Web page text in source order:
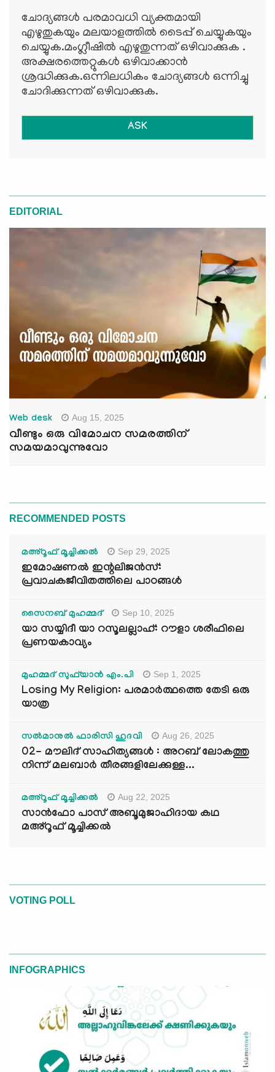
ചോദ്യങ്ങള്‍ പരമാവധി വ്യക്തമായി
എഴുതുകയും മലയാളത്തില്‍ ടൈപ്പ് ചെയ്യുകയും
ചെയ്യുക.മംഗ്ലീഷില്‍ എഴുതുന്നത് ഒഴിവാക്കുക .
അക്ഷരത്തെറ്റുകള്‍ ഒഴിവാക്കാന്‍
ശ്രദ്ധിക്കുക.ഒന്നിലധികം ചോദ്യങ്ങള്‍ ഒന്നിച്ചു
ചോദിക്കുന്നത് ഒഴിവാക്കുക.
ASK
EDITORIAL
Web desk Aug 15, 2025
വീണ്ടും ഒരു വിമോചന സമരത്തിന്
സമയമാവുന്നുവോ
RECOMMENDED POSTS
മഅ്റൂഫ് മൂച്ചിക്കല്‍ Sep 29, 2025
ഇമോഷണൽ ഇന്റലിജൻസ്:
പ്രവാചകജീവിതത്തിലെ പാഠങ്ങൾ
സൈനബ് മുഹമ്മദ് Sep 10, 2025
യാ സയ്യിദീ യാ റസൂലല്ലാഹ്: റൗളാ ശരീഫിലെ
പ്രണയകാവ്യം
മുഹമ്മദ് സുഫ്‌യാൻ എം.പി Sep 1, 2025
Losing My Religion: പരമാർത്ഥത്തെ തേടി ഒരു
യാത്ര
സൽമാനുൽ ഫാരിസി ഹുദവി Aug 26, 2025
02- മൗലിദ് സാഹിത്യങ്ങൾ : അറബ് ലോകത്തു
നിന്ന് മലബാർ തീരങ്ങളിലേക്കുള്ള...
മഅ്റൂഫ് മൂച്ചിക്കല്‍ Aug 22, 2025
സാൻഫോ പാസ് അബൂമുജാഹിദായ കഥ
മഅ്റൂഫ് മൂച്ചിക്കല്‍
VOTING POLL
INFOGRAPHICS